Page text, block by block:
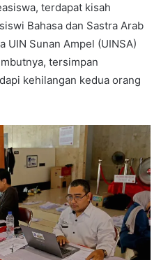
terdapat kisah
Bahasa dan Sastra Arab
UIN Sunan Ampel (UINSA)
tersimpan
kehilangan kedua orang